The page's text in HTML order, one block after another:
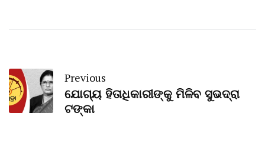
Previous
ଯୋଗ୍ୟ ହିତାଧିକାରୀଙ୍କୁ ମିଳିବ ସୁଭଦ୍ରା
ଟଙ୍କା